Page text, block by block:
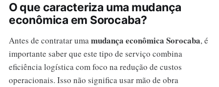
O que caracteriza uma mudança
econômica em Sorocaba?
Antes de contratar umamudança econômica Sorocaba, é
importante saber que este tipo de serviço combina
eficiência logística com foco na redução de custos
operacionais. Isso não significa usar mão de obra